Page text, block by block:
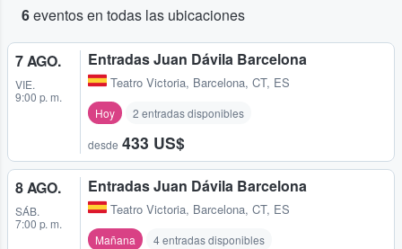
6eventos en todas las ubicaciones
7 AGO.
VIE.
9:00 p. m.
Entradas Juan Dávila Barcelona
Teatro Victoria, Barcelona, CT, ES
Hoy 2 entradas disponibles
desde 433 US$
8 AGO.
SÁB.
7:00 p. m.
Entradas Juan Dávila Barcelona
Teatro Victoria, Barcelona, CT, ES
Mañana 4 entradas disponibles